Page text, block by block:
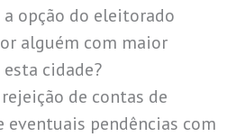
opção do eleitorado
alguém com maior
cidade?
de contas de
eventuais pendências com